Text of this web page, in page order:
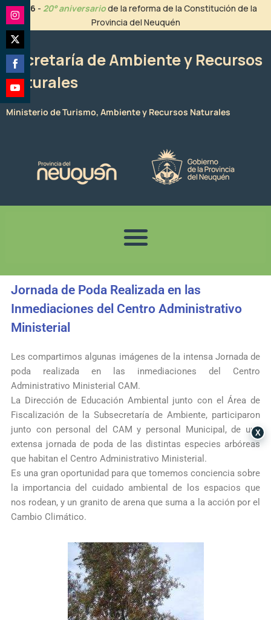
contenido
2026 - 20° aniversariode la reforma de la Constitución de la
Provincia del Neuquén
Secretaría de Ambiente y Recursos
Naturales
Ministerio de Turismo, Ambiente y Recursos Naturales
Jornada de Poda Realizada en las
Inmediaciones del Centro Administrativo
Ministerial
Les compartimos algunas imágenes de la intensa Jornada de
poda realizada en las inmediaciones del Centro
Administrativo Ministerial CAM.
La Dirección de Educación Ambiental junto con el Área de
Fiscalización de la Subsecretaría de Ambiente, participaron
junto con personal del CAM y personal Municipal, de una
extensa jornada de poda de las distintas especies arbóreas
que habitan el Centro Administrativo Ministerial.
Es una gran oportunidad para que tomemos conciencia sobre
la importancia del cuidado ambiental de los espacios que
nos rodean, y un granito de arena que suma a la acción por el
Cambio Climático.
Share
on
Instagram
Share
on
Twitter
Share
on
Facebook
Share
on
X